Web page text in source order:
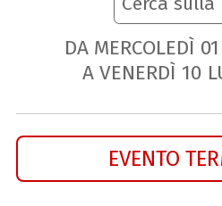
DA MERCOLEDÌ 01
A VENERDÌ 10
EVENTO